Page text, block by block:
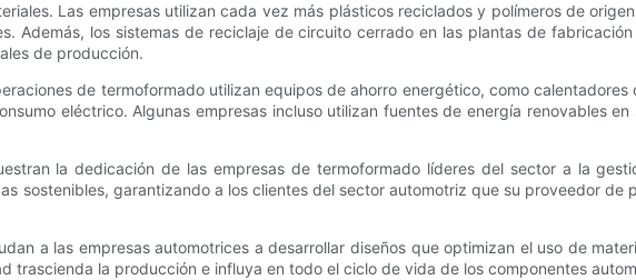
Las empresas utilizan cada vez más plásticos reciclados y polímeros de
Además, los sistemas de reciclaje de circuito cerrado en las plantas de
de producción.
de termoformado utilizan equipos de ahorro energético, como
eléctrico. Algunas empresas incluso utilizan fuentes de energía renovables
la dedicación de las empresas de termoformado líderes del sector a la
sostenibles, garantizando a los clientes del sector automotriz que su proveedor de
a las empresas automotrices a desarrollar diseños que optimizan el uso de
trascienda la producción e influya en todo el ciclo de vida de los componentes